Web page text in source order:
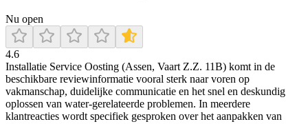
Nu open
4.6
Installatie Service Oosting (Assen, Vaart Z.Z. 11B) komt in de
beschikbare reviewinformatie vooral sterk naar voren op
vakmanschap, duidelijke communicatie en het snel en deskundig
oplossen van water-gerelateerde problemen. In meerdere
klantreacties wordt specifiek gesproken over het aanpakken van